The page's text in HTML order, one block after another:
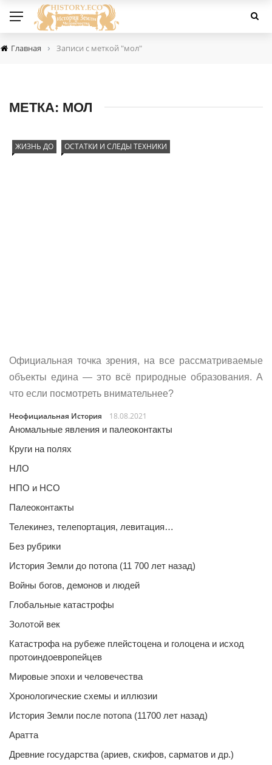
Главная › Записи с меткой "мол"
МЕТКА: МОЛ
ЖИЗНЬ ДО ОСТАТКИ И СЛЕДЫ ТЕХНИКИ
Официальная точка зрения, на все рассматриваемые
объекты едина — это всё природные образования. А
что если посмотреть внимательнее?
Неофициальная История
18.08.2021
Аномальные явления и палеоконтакты
Круги на полях
НЛО
НПО и НСО
Палеоконтакты
Телекинез, телепортация, левитация…
Без рубрики
История Земли до потопа (11 700 лет назад)
Войны богов, демонов и людей
Глобальные катастрофы
Золотой век
Катастрофа на рубеже плейстоцена и голоцена и исход
протоиндоевропейцев
Мировые эпохи и человечества
Хронологические схемы и иллюзии
История Земли после потопа (11700 лет назад)
Аратта
Древние государства (ариев, скифов, сарматов и др.)